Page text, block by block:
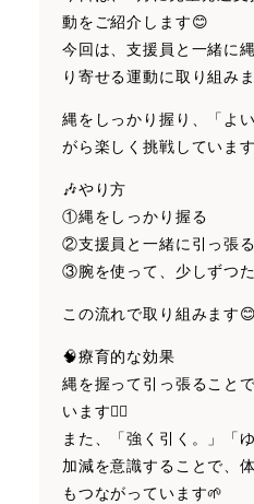
動をご紹介します😊
今回は、支援員と一緒に
り寄せる運動に取り組み
縄をしっかり握り、「よ
がら楽しく挑戦していま
🎶やり方
①縄をしっかり握る
②支援員と一緒に引っ張る
③腕を使って、少しずつ
この流れで取り組みます😊
🧠療育的な効果
縄を握って引っ張ること
います✍🏻
また、「強く引く。」「
加減を意識することで、
もつながっています🌱